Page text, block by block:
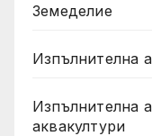
Земеделие
Изпълнителна
Изпълнителна
аквакултури